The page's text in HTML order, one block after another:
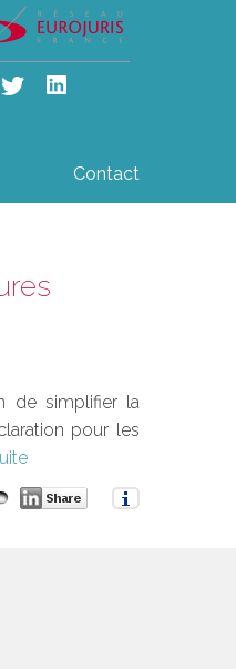
Contact
de simplifier la
pour les